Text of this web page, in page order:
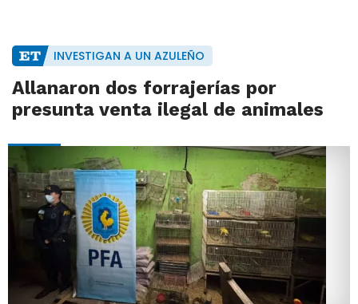
INVESTIGAN A UN AZULEÑO
Allanaron dos forrajerías por
presunta venta ilegal de animales